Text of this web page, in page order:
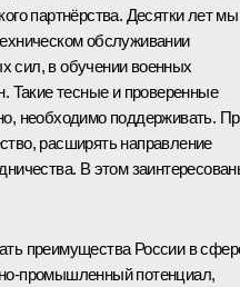
партнёрства. Десятки лет мы
обслуживании
сил, в обучении военных
Такие тесные и проверенные
необходимо поддерживать.
расширять направление
В этом
преимущества России в
промышленный потенциал,